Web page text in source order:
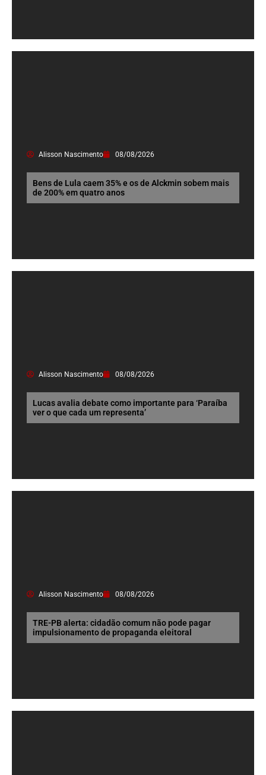
Alisson Nascimento 08/08/2026
Bens de Lula caem 35% e os de Alckmin sobem mais
de 200% em quatro anos
Alisson Nascimento 08/08/2026
Lucas avalia debate como importante para ‘Paraíba
ver o que cada um representa’
Alisson Nascimento 08/08/2026
TRE-PB alerta: cidadão comum não pode pagar
impulsionamento de propaganda eleitoral